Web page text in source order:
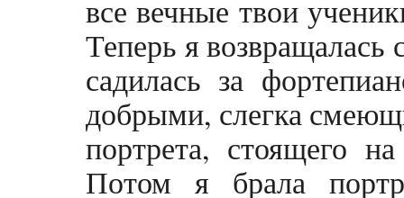
все вечные твои
Теперь я
садилась за
добрыми, слегка
портрета, стоящего
Потом я брала